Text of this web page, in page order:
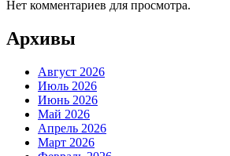
Нет комментариев для просмотра.
Архивы
Август 2026
Июль 2026
Июнь 2026
Май 2026
Апрель 2026
Март 2026